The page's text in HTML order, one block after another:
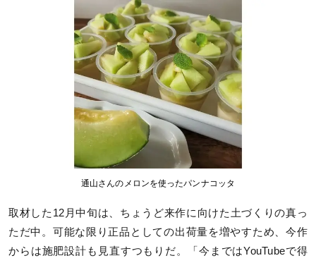
通山さんのメロンを使ったパンナコッタ
取材した12月中旬は、ちょうど来作に向けた土づくりの真っ
ただ中。可能な限り正品としての出荷量を増やすため、今作
からは施肥設計も見直すつもりだ。「今まではYouTubeで得